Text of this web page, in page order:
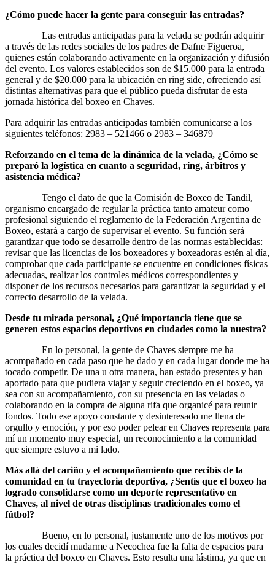
¿Cómo puede hacer la gente para conseguir las entradas?
Las entradas anticipadas para la velada se podrán adquirir
a través de las redes sociales de los padres de Dafne Figueroa,
quienes están colaborando activamente en la organización y difusión
del evento. Los valores establecidos son de $15.000 para la entrada
general y de $20.000 para la ubicación en ring side, ofreciendo así
distintas alternativas para que el público pueda disfrutar de esta
jornada histórica del boxeo en Chaves.
Para adquirir las entradas anticipadas también comunicarse a los
siguientes teléfonos: 2983 – 521466 o 2983 – 346879
Reforzando en el tema de la dinámica de la velada, ¿Cómo se
preparó la logística en cuanto a seguridad, ring, árbitros y
asistencia médica?
Tengo el dato de que la Comisión de Boxeo de Tandil,
organismo encargado de regular la práctica tanto amateur como
profesional siguiendo el reglamento de la Federación Argentina de
Boxeo, estará a cargo de supervisar el evento. Su función será
garantizar que todo se desarrolle dentro de las normas establecidas:
revisar que las licencias de los boxeadores y boxeadoras estén al día,
comprobar que cada participante se encuentre en condiciones físicas
adecuadas, realizar los controles médicos correspondientes y
disponer de los recursos necesarios para garantizar la seguridad y el
correcto desarrollo de la velada.
Desde tu mirada personal, ¿Qué importancia tiene que se
generen estos espacios deportivos en ciudades como la nuestra?
En lo personal, la gente de Chaves siempre me ha
acompañado en cada paso que he dado y en cada lugar donde me ha
tocado competir. De una u otra manera, han estado presentes y han
aportado para que pudiera viajar y seguir creciendo en el boxeo, ya
sea con su acompañamiento, con su presencia en las veladas o
colaborando en la compra de alguna rifa que organicé para reunir
fondos. Todo ese apoyo constante y desinteresado me llena de
orgullo y emoción, y por eso poder pelear en Chaves representa para
mí un momento muy especial, un reconocimiento a la comunidad
que siempre estuvo a mi lado.
Más allá del cariño y el acompañamiento que recibís de la
comunidad en tu trayectoria deportiva, ¿Sentís que el boxeo ha
logrado consolidarse como un deporte representativo en
Chaves, al nivel de otras disciplinas tradicionales como el
fútbol?
Bueno, en lo personal, justamente uno de los motivos por
los cuales decidí mudarme a Necochea fue la falta de espacios para
la práctica del boxeo en Chaves. Esto resulta una lástima, ya que en